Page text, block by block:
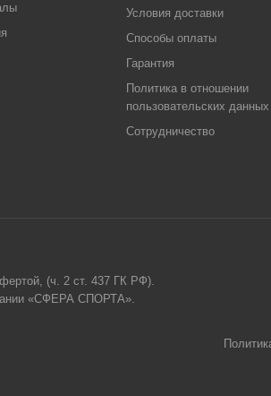
Условия доставки
Способы оплаты
Гарантия
Политика в отношении
пользовательских данных
Сотрудничество
(ч. 2 ст. 437 ГК РФ).
«СФЕРА СПОРТА».